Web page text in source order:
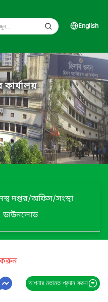
English
কার্যালয়
দপ্তর/অফিস/সংস্থা
ডাউনলোড
করুন
আপনার মতামত প্রদান করুন